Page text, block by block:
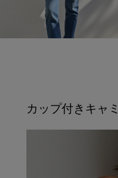
カップ付きキャ